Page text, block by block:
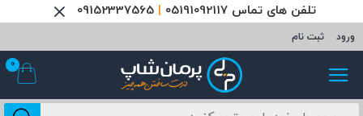
تلفن های تماس 05191092117 09152337565
ورود ثبت نام
0